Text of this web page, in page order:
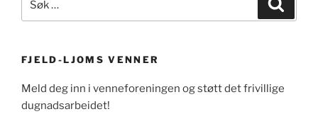
etter:
FJELD-LJOMS VENNER
Meld deg inn i venneforeningen og støtt det frivillige
dugnadsarbeidet!